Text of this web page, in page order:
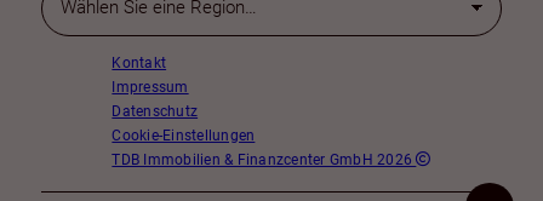
Kontakt
Impressum
Datenschutz
Cookie-Einstellungen
TDB Immobilien & Finanzcenter GmbH 2026